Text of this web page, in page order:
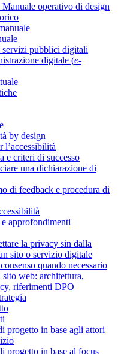
operativo di design
servizi pubblici digitali
digitale (e-
by design
l’accessibilità
e criteri di successo
una dichiarazione di
di feedback e procedura di
approfondimenti
la privacy sin dalla
sito o servizio digitale
quando necessario
web: architettura,
riferimenti DPO
progetto in base agli attori
progetto in base al focus